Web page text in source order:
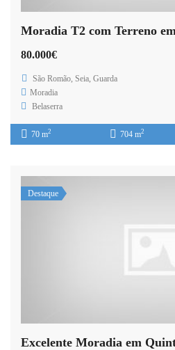
Moradia T2 com Terreno
80.000€
São Romão, Seia, Guarda
Moradia
Belaserra
70 m2 704 m2
Destaque
Excelente Moradia em